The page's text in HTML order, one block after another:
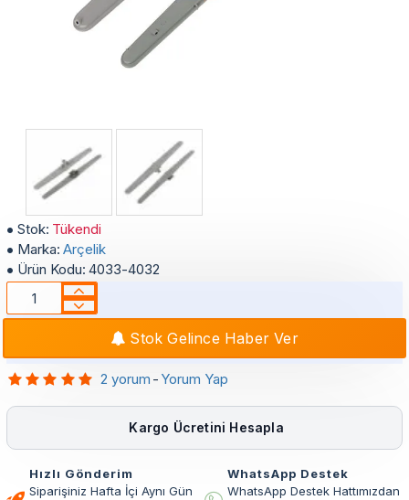
Stok: Tükendi
Marka: Arçelik
Ürün Kodu: 4033-4032
2 yorum - Yorum Yap
Stok Gelince Haber Ver
Kargo Ücretini Hesapla
Hızlı Gönderim
Siparişiniz Hafta İçi Aynı Gün
WhatsApp Destek
WhatsApp Destek Hattımızdan